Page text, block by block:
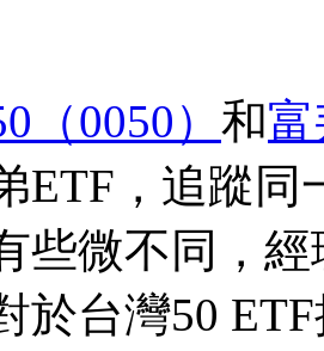
（0050） 和
ETF，追蹤
些微不同，
於台灣50